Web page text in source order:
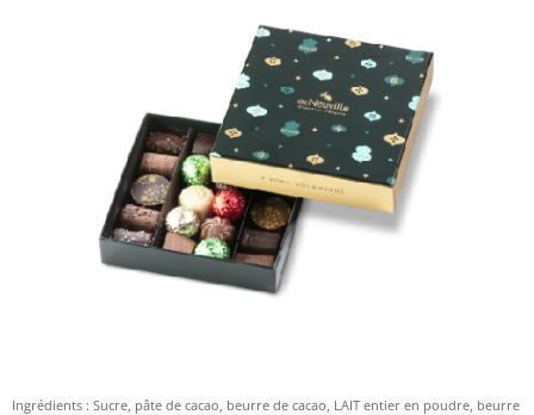
Ingrédients : Sucre, pâte de cacao, beurre de cacao, LAIT entier en poudre, beurre